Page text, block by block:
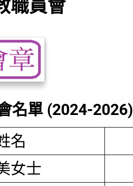
職員會
名單 (2024-2026)
名
女士